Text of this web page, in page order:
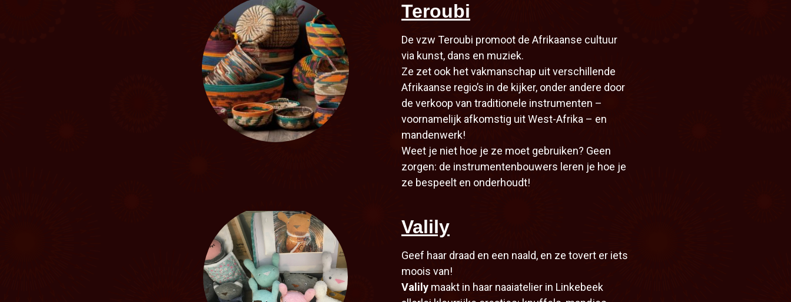
Teroubi
De vzw Teroubi promoot de Afrikaanse cultuur
via kunst, dans en muziek.
Ze zet ook het vakmanschap uit verschillende
Afrikaanse regio’s in de kijker, onder andere door
de verkoop van traditionele instrumenten –
voornamelijk afkomstig uit West-Afrika – en
mandenwerk!
Weet je niet hoe je ze moet gebruiken? Geen
zorgen: de instrumentenbouwers leren je hoe je
ze bespeelt en onderhoudt!
Valily
Geef haar draad en een naald, en ze tovert er iets
moois van!
Valilymaakt in haar naaiatelier in Linkebeek